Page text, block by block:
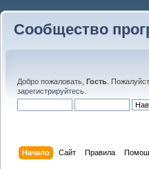
Сообщество
Добро пожаловать, Гость .
зарегистрируйтесь
Начало Сайт Правила